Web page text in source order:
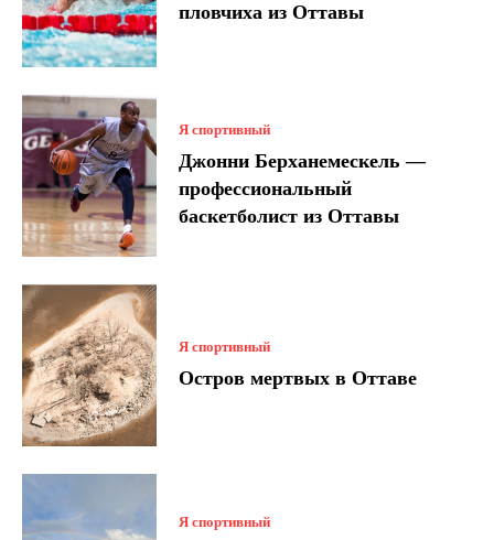
пловчиха из Оттавы
Я спортивный
Джонни Берханемескель —
профессиональный
баскетболист из Оттавы
Я спортивный
Остров мертвых в Оттаве
Я спортивный